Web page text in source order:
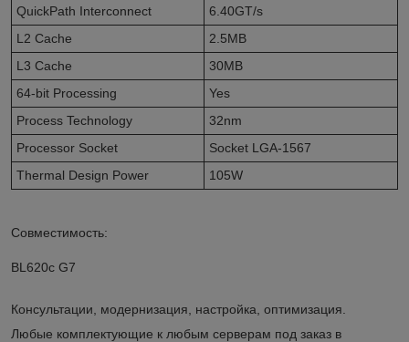
QuickPath Interconnect
6.40GT/s
L2 Cache
2.5MB
L3 Cache
30MB
64-bit Processing
Yes
Process Technology
32nm
Processor Socket
Socket LGA-1567
Thermal Design Power
105W
Совместимость:
BL620c G7
Консультации, модернизация, настройка, оптимизация.
Любые комплектующие к любым серверам под заказ в